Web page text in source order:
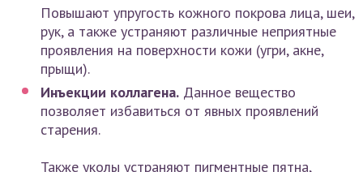
Повышают упругость кожного покрова лица, шеи,
рук, а также устраняют различные неприятные
проявления на поверхности кожи (угри, акне,
прыщи).
Инъекции коллагена. Данное вещество
позволяет избавиться от явных проявлений
старения.
Также уколы устраняют пигментные пятна,